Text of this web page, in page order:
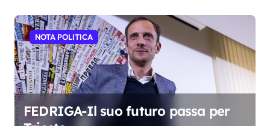
NOTA POLITICA
FEDRIGA-Il suo futuro passa per